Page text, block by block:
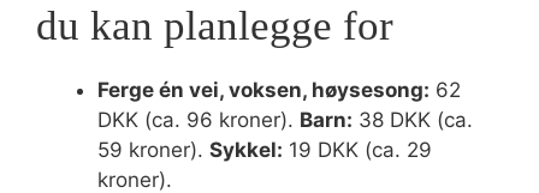
du kan planlegge for
Ferge én vei, voksen, høysesong: 62
DKK (ca. 96 kroner). Barn: 38 DKK (ca.
59 kroner). Sykkel: 19 DKK (ca. 29
kroner).